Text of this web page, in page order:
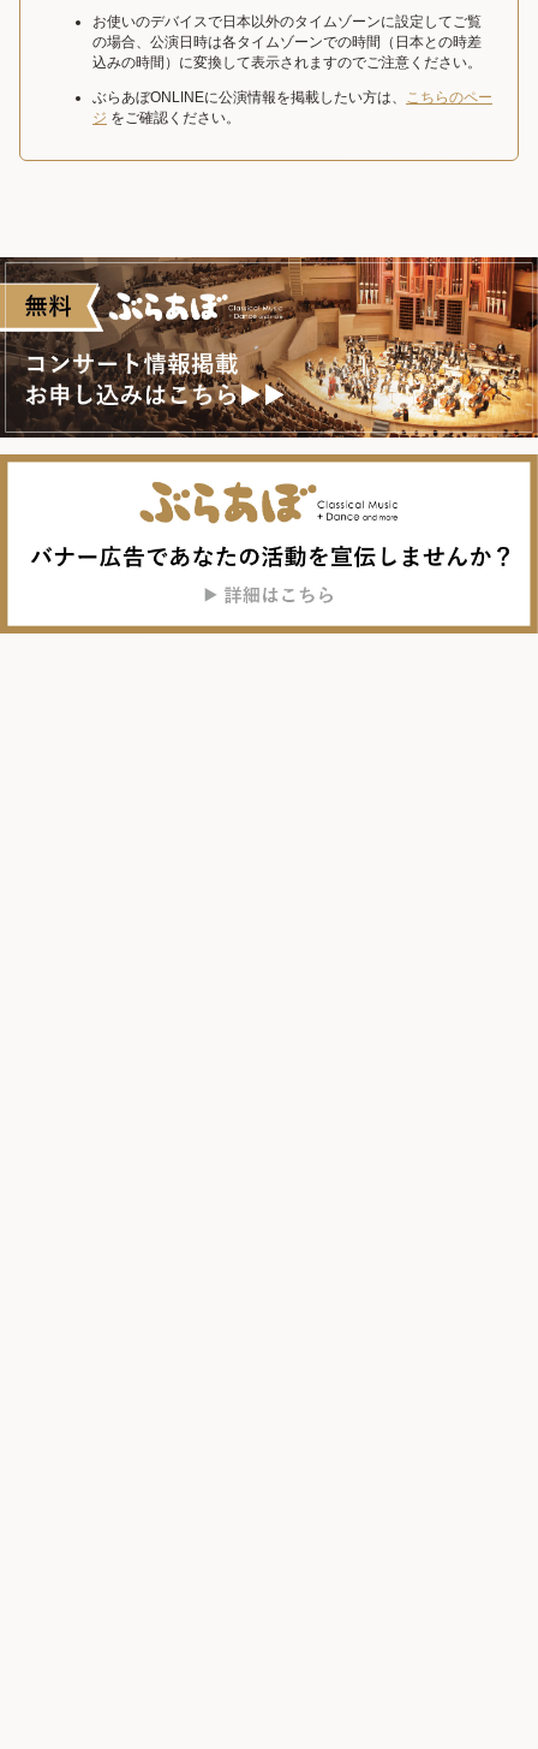
お使いのデバイスで日本以外のタイムゾーンに設定してご覧
の場合、公演日時は各タイムゾーンでの時間（日本との時差
込みの時間）に変換して表示されますのでご注意ください。
ぶらあぼONLINEに公演情報を掲載したい方は、 こちらのペー
ジ をご確認ください。